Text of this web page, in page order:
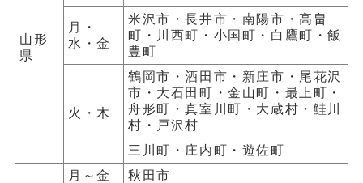
山形
県
月・
水・金
米沢市・長井市・南陽市・高畠
町・川西町・小国町・白鷹町・飯
豊町
火・木
鶴岡市・酒田市・新庄市・尾花沢
市・大石田町・金山町・最上町・
舟形町・真室川町・大蔵村・鮭川
村・戸沢村
三川町・庄内町・遊佐町
月～金 秋田市